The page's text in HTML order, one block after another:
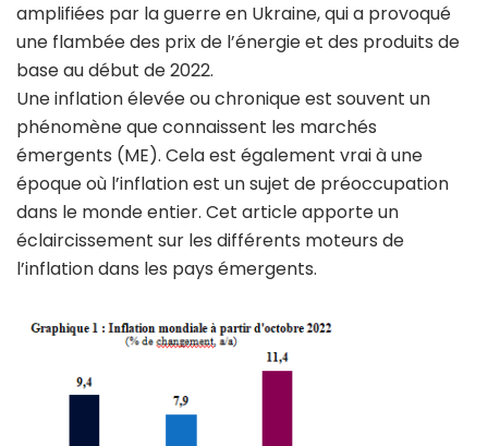
amplifiées par la guerre en Ukraine, qui a provoqué
une flambée des prix de l’énergie et des produits de
base au début de 2022.
Une inflation élevée ou chronique est souvent un
phénomène que connaissent les marchés
émergents (ME). Cela est également vrai à une
époque où l’inflation est un sujet de préoccupation
dans le monde entier. Cet article apporte un
éclaircissement sur les différents moteurs de
l’inflation dans les pays émergents.